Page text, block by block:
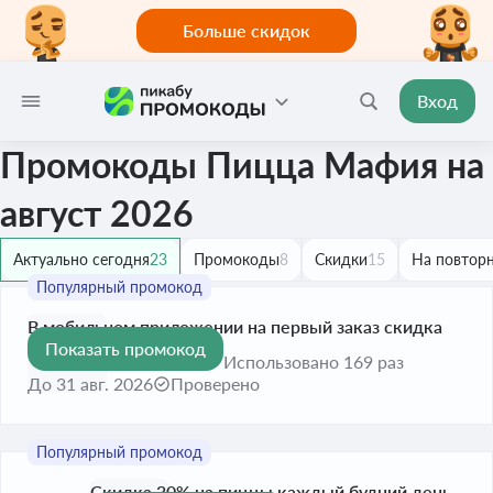
Больше скидок
Вход
Промокоды Пицца Мафия на
август 2026
Актуально сегодня23 Промокоды8 Скидки15 На
-30%
В мобильном приложении на первый заказ скидка
30%
До 31 авг. 2026
Проверено
Показать промокод
Использовано 169 раз